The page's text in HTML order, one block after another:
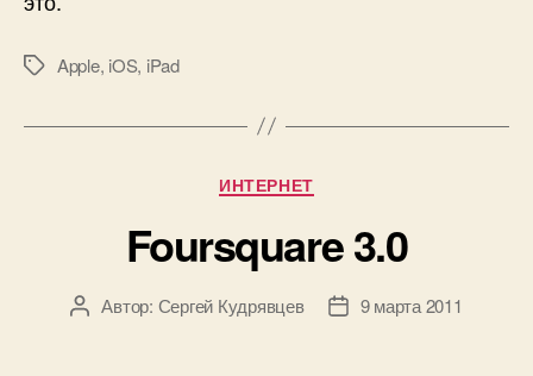
МеткиApple, iOS, iPad
Рубрики
ИНТЕРНЕТ
Foursquare 3.0
АвторАвтор: Сергей Кудрявцев
Дата9 марта 2011